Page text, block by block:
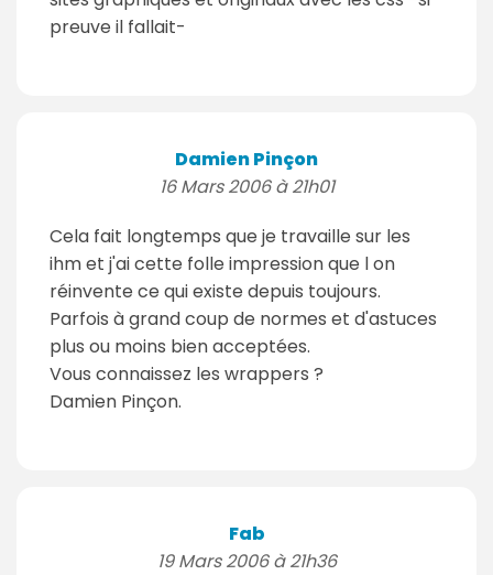
preuve il fallait-
Damien Pinçon
16 Mars 2006 à 21h01
Cela fait longtemps que je travaille sur les
ihm et j'ai cette folle impression que l on
réinvente ce qui existe depuis toujours.
Parfois à grand coup de normes et d'astuces
plus ou moins bien acceptées.
Vous connaissez les wrappers ?
Damien Pinçon.
Fab
19 Mars 2006 à 21h36